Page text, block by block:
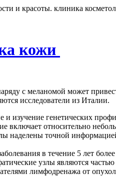
и красоты. клиника
кожи
с меланомой может
исследователи из Италии.
изучение генетических
включает относительно
наделены точной
в течение 5 лет
узлы являются
лимфодренажа от